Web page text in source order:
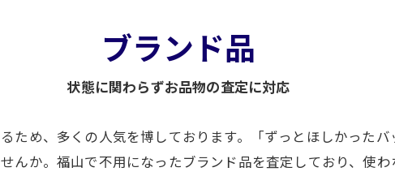
ブランド品
状態に関わらずお品物の査定に対応
ため、多くの人気を博しております。「ずっとほしかった
んか。福山で不用になったブランド品を査定しており、使